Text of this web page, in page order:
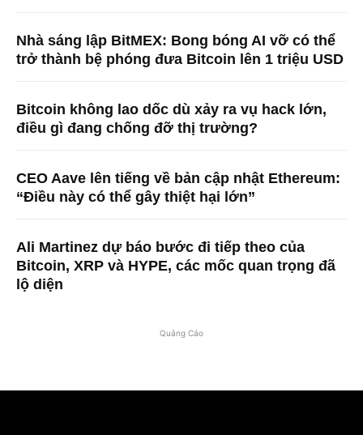
Nhà sáng lập BitMEX: Bong bóng AI vỡ có thể
trở thành bệ phóng đưa Bitcoin lên 1 triệu USD
Bitcoin không lao dốc dù xảy ra vụ hack lớn,
điều gì đang chống đỡ thị trường?
CEO Aave lên tiếng về bản cập nhật Ethereum:
“Điều này có thể gây thiệt hại lớn”
Ali Martinez dự báo bước đi tiếp theo của
Bitcoin, XRP và HYPE, các mốc quan trọng đã
lộ diện
Quảng Cáo